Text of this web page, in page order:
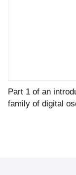
оборудования
Part 1 of an
family of digital